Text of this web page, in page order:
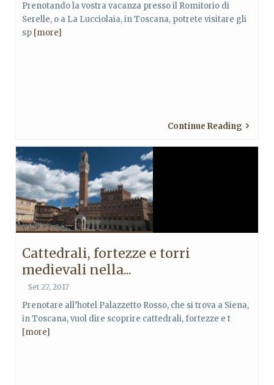
Prenotando la vostra vacanza presso il Romitorio di
Serelle, o a La Lucciolaia, in Toscana, potrete visitare gli
sp [more]
Continue Reading
Cattedrali, fortezze e torri
medievali nella...
Set 27, 2017
Prenotare all’hotel Palazzetto Rosso, che si trova a Siena,
in Toscana, vuol dire scoprire cattedrali, fortezze e t
[more]